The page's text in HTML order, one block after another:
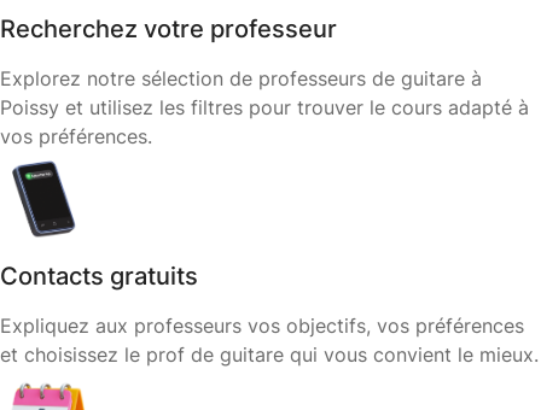
Recherchez votre professeur
Explorez notre sélection de professeurs de guitare à
Poissy et utilisez les filtres pour trouver le cours adapté à
vos préférences.
Contacts gratuits
Expliquez aux professeurs vos objectifs, vos préférences
et choisissez le prof de guitare qui vous convient le mieux.